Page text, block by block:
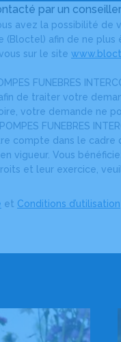
par un conseiller
avez la possibilité de
(Bloctel) afin de ne plus
sur le site
FUNEBRES
de traiter votre
votre demande ne
FUNEBRES
compte dans le cadre
vigueur. Vous
et leur exercice,
et Conditions d’utilisation